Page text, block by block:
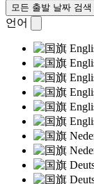
모든 출발 날짜 검색
언어